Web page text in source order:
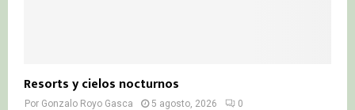
Resorts y cielos nocturnos
Por Gonzalo Royo Gasca 5 agosto, 2026 0